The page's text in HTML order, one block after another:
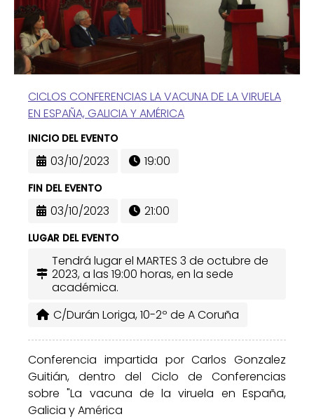
CICLOS CONFERENCIAS LA VACUNA DE LA VIRUELA
EN ESPAÑA, GALICIA Y AMÉRICA
INICIO DEL EVENTO
03/10/2023 19:00
FIN DEL EVENTO
03/10/2023 21:00
LUGAR DEL EVENTO
Tendrá lugar el MARTES 3 de octubre de
2023, a las 19:00 horas, en la sede
académica.
C/Durán Loriga, 10-2º de A Coruña
Conferencia impartida por Carlos Gonzalez
Guitián, dentro del Ciclo de Conferencias
sobre "La vacuna de la viruela en España,
Galicia y América